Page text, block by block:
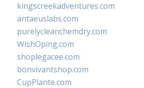
kingscreekadventures.com
antaeuslabs.com
purelycleanchemdry.com
WishOping.com
shoplegacee.com
bonvivantshop.com
CupPlante.com